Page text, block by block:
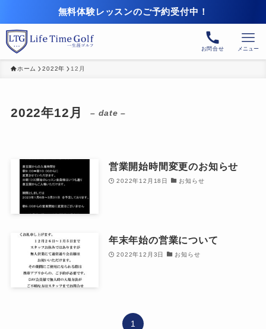
無料体験レッスンのご予約受付中！
お問合せ メニュー
ホーム 2022年 12月
2022年12月 – date –
営業開始時間変更のお知らせ
2022年12月18日 お知らせ
年末年始の営業について
2022年12月3日 お知らせ
1